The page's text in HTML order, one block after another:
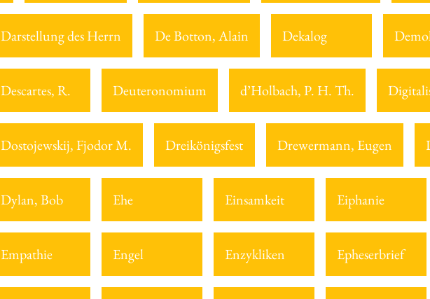
Darstellung des Herrn De Botton, Alain Dekalog
Descartes, R. Deuteronomium d’Holbach, P. H. Th.
Dostojewskij, Fjodor M. Dreikönigsfest Drewermann, Eugen
Dylan, Bob Ehe Einsamkeit Eiphanie
Empathie Engel Enzykliken Epheserbrief